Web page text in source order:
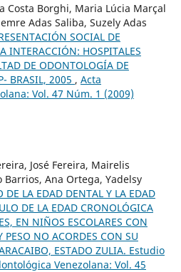
Costa Borghi, Maria Lúcia Marçal
Adas Saliba, Suzely Adas
SOCIAL DE
INTERACCIÓN: HOSPITALES
DE ODONTOLOGÍA DE
BRASIL, 2005 , Acta
Vol. 47 Núm. 1 (2009)
José Fereira, Mairelis
Barrios, Ana Ortega, Yadelsy
DE LA EDAD DENTAL Y LA EDAD
DE LA EDAD CRONOLÓGICA
EN NIÑOS ESCOLARES CON
PESO NO ACORDES CON SU
ESTADO ZULIA. Estudio
Venezolana: Vol. 45